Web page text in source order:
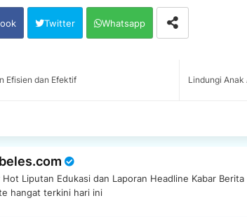
Twitter Whatsapp
Lindungi Anak
Efisien dan Efektif
Hot Liputan Edukasi dan Laporan Headline Kabar
hangat terkini hari ini